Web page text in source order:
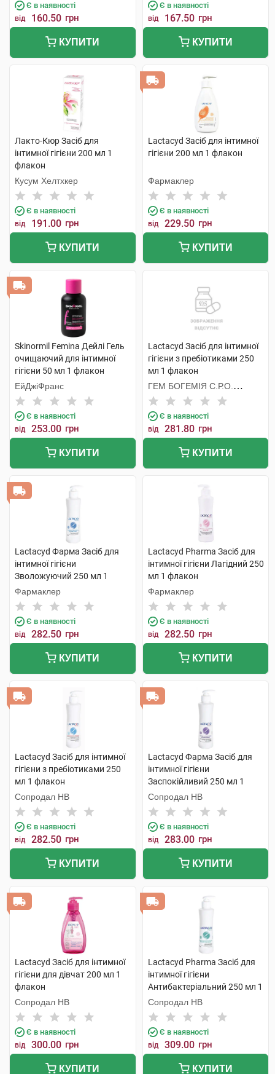
Є в наявності
від 160.50 грн
КУПИТИ
Є в наявності
від 167.50 грн
КУПИТИ
Лакто-Кюр Засіб для
інтимної гігієни 200 мл 1
флакон
Кусум Хелтхкер
Є в наявності
від 191.00 грн
КУПИТИ
Lactacyd Засіб для інтимної
гігієни 200 мл 1 флакон
Фармаклер
Є в наявності
від 229.50 грн
КУПИТИ
Skinormil Femina Дейлі Гель
очищаючий для інтимної
гігієни 50 мл 1 флакон
ЕйДжіФранс
Є в наявності
від 253.00 грн
КУПИТИ
Lactacyd Засіб для інтимної
гігієни з пребіотиками 250
мл 1 флакон
ГЕМ БОГЕМІЯ С.Р.О.
ЧЕСЬКА РЕСПУБЛІКА
Є в наявності
від 281.80 грн
КУПИТИ
Lactacyd Фарма Засіб для
інтимної гігієни
Зволожуючий 250 мл 1
флакон
Фармаклер
Є в наявності
від 282.50 грн
КУПИТИ
Lactacyd Pharma Засіб для
інтимної гігієни Лагідний 250
мл 1 флакон
Фармаклер
Є в наявності
від 282.50 грн
КУПИТИ
Lactacyd Засіб для інтимної
гігієни з пребіотиками 250
мл 1 флакон
Сопродал НВ
Є в наявності
від 282.50 грн
КУПИТИ
Lactacyd Фарма Засіб для
інтимної гігієни
Заспокійливий 250 мл 1
флакон
Сопродал НВ
Є в наявності
від 283.00 грн
КУПИТИ
Lactacyd Засіб для інтимної
гігієни для дівчат 200 мл 1
флакон
Сопродал НВ
Є в наявності
від 300.00 грн
КУПИТИ
Lactacyd Pharma Засіб для
інтимної гігієни
Антибактеріальний 250 мл 1
флакон
Сопродал НВ
Є в наявності
від 309.00 грн
КУПИТИ